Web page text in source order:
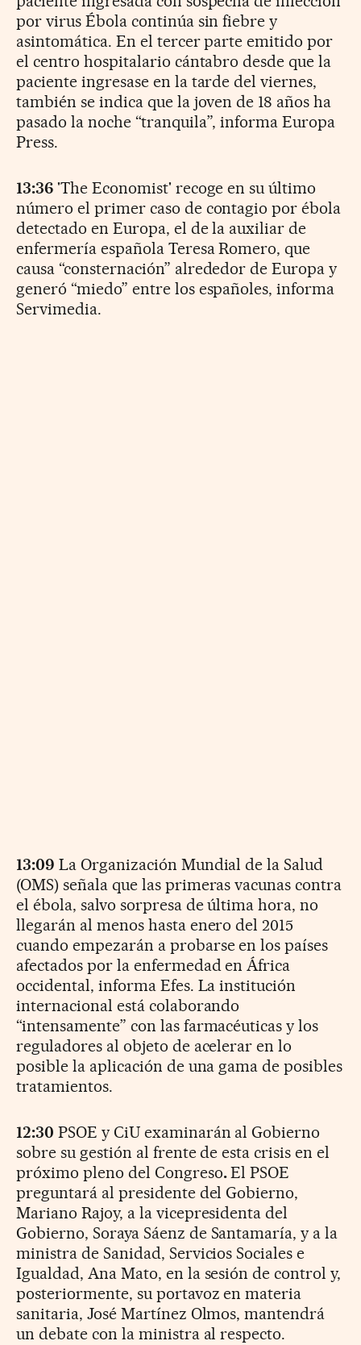
por virus Ébola continúa sin fiebre y
asintomática. En el tercer parte emitido por
el centro hospitalario cántabro desde que la
paciente ingresase en la tarde del viernes,
también se indica que la joven de 18 años ha
pasado la noche “tranquila”, informa Europa
Press.
13:36'The Economist' recoge en su último
número el primer caso de contagio por ébola
detectado en Europa, el de la auxiliar de
enfermería española Teresa Romero, que
causa “consternación” alrededor de Europa y
generó “miedo” entre los españoles, informa
Servimedia.
13:09 La Organización Mundial de la Salud
(OMS) señala que las primeras vacunas contra
el ébola, salvo sorpresa de última hora, no
llegarán al menos hasta enero del 2015
cuando empezarán a probarse en los países
afectados por la enfermedad en África
occidental, informa Efes. La institución
internacional está colaborando
“intensamente” con las farmacéuticas y los
reguladores al objeto de acelerar en lo
posible la aplicación de una gama de posibles
tratamientos.
12:30 PSOE y CiU examinarán al Gobierno
sobre su gestión al frente de esta crisis en el
próximo pleno del Congreso.El PSOE
preguntará al presidente del Gobierno,
Mariano Rajoy, a la vicepresidenta del
Gobierno, Soraya Sáenz de Santamaría, y a la
ministra de Sanidad, Servicios Sociales e
Igualdad, Ana Mato, en la sesión de control y,
posteriormente, su portavoz en materia
sanitaria, José Martínez Olmos, mantendrá
un debate con la ministra al respecto.